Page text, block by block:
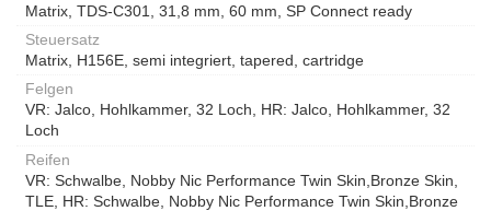
Matrix, TDS-C301, 31,8 mm, 60 mm, SP Connect ready
Steuersatz
Matrix, H156E, semi integriert, tapered, cartridge
Felgen
VR: Jalco, Hohlkammer, 32 Loch, HR: Jalco, Hohlkammer, 32
Loch
Reifen
VR: Schwalbe, Nobby Nic Performance Twin Skin,Bronze Skin,
TLE, HR: Schwalbe, Nobby Nic Performance Twin Skin,Bronze